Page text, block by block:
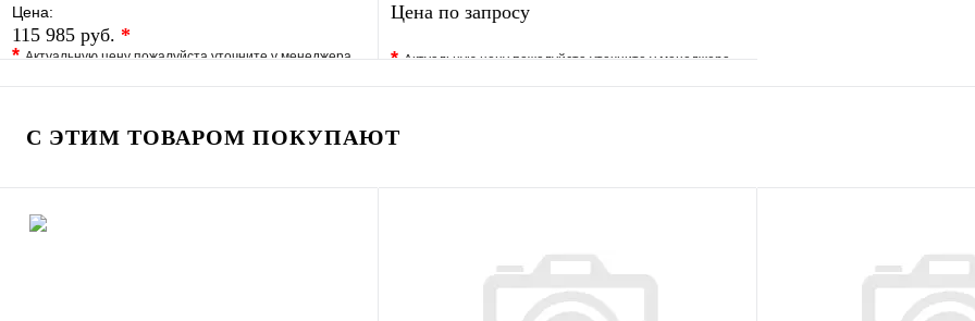
Цена:
115 985 руб. *
*Актуальную цену пожалуйста уточните у менеджера
В избранное Сравнение
В корзину
Цена по запросу
*Актуальную цену пожалуйста уточните у менеджера
В избранное Сравнение
Запросить цену
С ЭТИМ ТОВАРОМ ПОКУПАЮТ